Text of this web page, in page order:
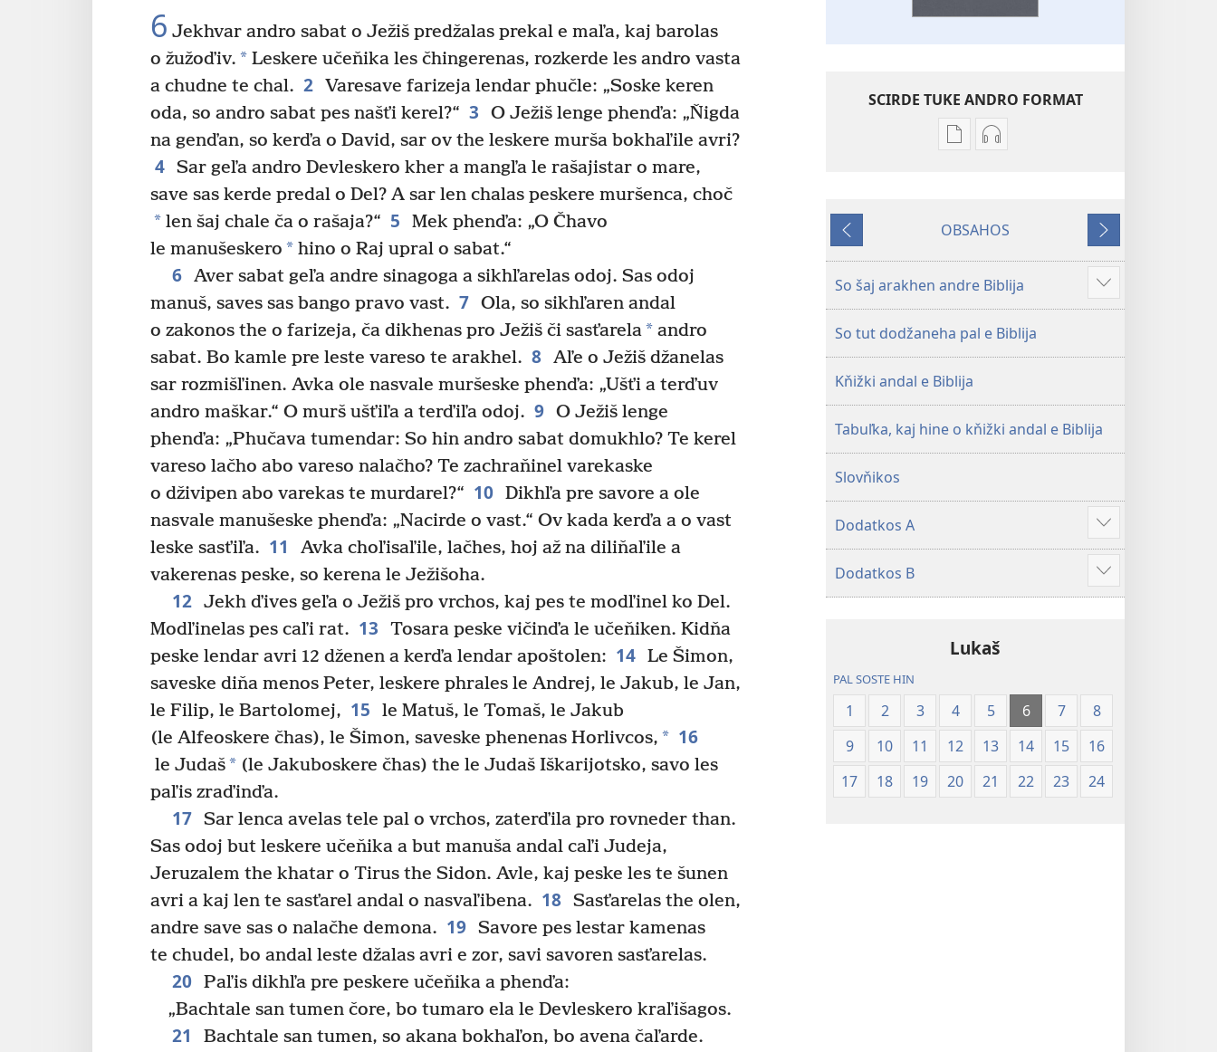
6 Jekhvar andro sabat o Ježiš predžalas prekal e maľa, kaj barolas
o žužoďiv. * Leskere učeňika les čhingerenas, rozkerde les andro vasta
a chudne te chal. 2 Varesave farizeja lendar phučle: „Soske keren
oda, so andro sabat pes našťi kerel?“ 3
O Ježiš lenge phenďa: „Ňigda
na genďan, so kerďa o David, sar ov the leskere murša bokhaľile avri?
4 Sar geľa andro Devleskero kher a mangľa le rašajistar o mare,
save sas kerde predal o Del? A sar len chalas peskere muršenca, choč
* len šaj chale ča o rašaja?“ 5
Mek phenďa: „O Čhavo
le manušeskero * hino o Raj upral o sabat.“
6 Aver sabat geľa andre sinagoga a sikhľarelas odoj. Sas odoj
manuš, saves sas bango pravo vast. 7 Ola, so sikhľaren andal
o zakonos the o farizeja, ča dikhenas pro Ježiš či sasťarela* andro
sabat. Bo kamle pre leste vareso te arakhel. 8 Aľe o Ježiš džanelas
sar rozmišľinen. Avka ole nasvale muršeske phenďa: „Ušťi a terďuv
andro maškar.“ O murš ušťiľa a terďiľa odoj. 9 O Ježiš lenge
phenďa: „Phučava tumendar: So hin andro sabat domukhlo? Te kerel
vareso lačho abo vareso nalačho? Te zachraňinel varekaske
o dživipen abo varekas te murdarel?“ 10 Dikhľa pre savore a ole
nasvale manušeske phenďa: „Nacirde o vast.“ Ov kada kerďa a o vast
leske sasťiľa. 11
Avka choľisaľile, lačhes, hoj až na diliňaľile a
vakerenas peske, so kerena le Ježišoha.
12 Jekh ďives geľa o Ježiš pro vrchos, kaj pes te modľinel ko Del.
Modľinelas pes caľi rat. 13
Tosara peske vičinďa le učeňiken. Kidňa
peske lendar avri 12 dženen a kerďa lendar apoštolen: 14 Le Šimon,
saveske diňa menos Peter, leskere phrales le Andrej, le Jakub, le Jan,
le Filip, le Bartolomej, 15
le Matuš, le Tomaš, le Jakub
(le Alfeoskere čhas), le Šimon, saveske phenenas Horlivcos, * 16
le Judaš* (le Jakuboskere čhas) the le Judaš Iškarijotsko, savo les
paľis zraďinďa.
17 Sar lenca avelas tele pal o vrchos, zaterďila pro rovneder than.
Sas odoj but leskere učeňika a but manuša andal caľi Judeja,
Jeruzalem the khatar o Tirus the Sidon. Avle, kaj peske les te šunen
avri a kaj len te sasťarel andal o nasvaľibena. 18 Sasťarelas the olen,
andre save sas o nalačhe demona. 19 Savore pes lestar kamenas
te chudel, bo andal leste džalas avri e zor, savi savoren sasťarelas.
20 Paľis dikhľa pre peskere učeňika a phenďa:
„Bachtale san tumen čore, bo tumaro ela le Devleskero kraľišagos.
21
Bachtale san tumen, so akana bokhaľon, bo avena čaľarde.
SCIRDE TUKE ANDRO FORMAT
Sar
publikaciji
Nevo
preklados
Sar
audionahravki
–
Nevo
preklados
Pale
OBSAHOS
Aver
So šaj arakhen andre Biblija
Show
more
So tut dodžaneha pal e Biblija
Kňižki andal e Biblija
Tabuľka, kaj hine o kňižki andal e Biblija
Slovňikos
Dodatkos A
Show
more
Dodatkos B
Show
more
Lukaš
PAL SOSTE HIN
1 2 3 4 5 6 7
8
9
10 11 12 13 14 15
16
17
18 19 20 21 22 23 24